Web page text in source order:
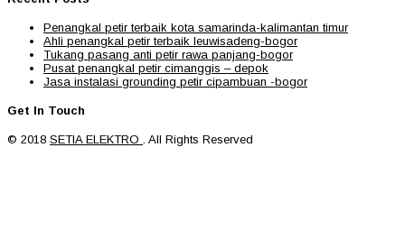
Penangkal petir terbaik kota samarinda-kalimantan timur
Ahli penangkal petir terbaik leuwisadeng-bogor
Tukang pasang anti petir rawa panjang-bogor
Pusat penangkal petir cimanggis – depok
Jasa instalasi grounding petir cipambuan -bogor
Get In Touch
© 2018 SETIA ELEKTRO . All Rights Reserved